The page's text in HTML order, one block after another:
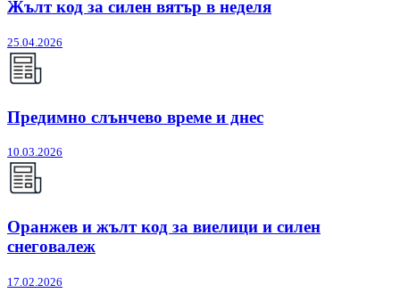
Жълт код за силен вятър в неделя
25.04.2026
Предимно слънчево време и днес
10.03.2026
Оранжев и жълт код за виелици и силен
снеговалеж
17.02.2026